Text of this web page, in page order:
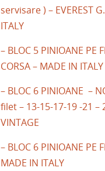
servisare ) – EVEREST
ITALY
– BLOC 5 PINIOANE PE
CORSA – MADE IN ITALY
– BLOC 6 PINIOANE –
filet – 13-15-17-19 -21 –
VINTAGE
– BLOC 6 PINIOANE PE
MADE IN ITALY